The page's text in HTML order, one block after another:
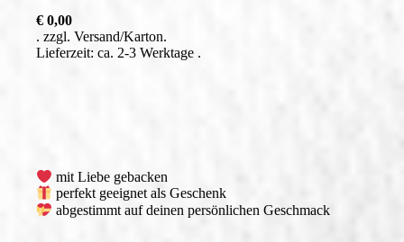
€ 0,00
zzgl. Versand
Lieferzeit: ca. 2-3 Werktage
mit Liebe gebacken
perfekt geeignet als Geschenk
abgestimmt auf deinen persönlichen Geschmack